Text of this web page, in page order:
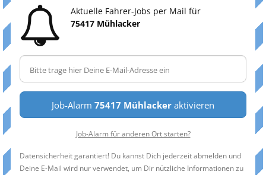
Aktuelle Fahrer-Jobs per Mail für
75417 Mühlacker
Job-Alarm 75417 Mühlacker aktivieren
Job-Alarm für anderen Ort starten?
Datensicherheit garantiert! Du kannst Dich jederzeit abmelden und
Deine E-Mail wird nur verwendet, um Dir nützliche Informationen zu